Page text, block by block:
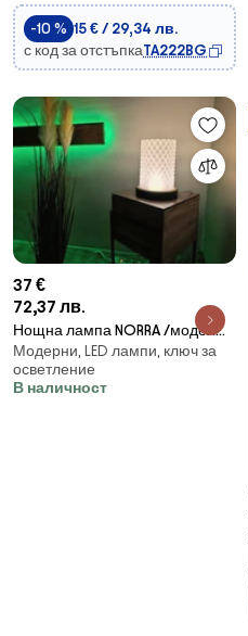
-10 % 15 € / 29,34 лв.
с код за отстъпкаTA222BG
37 €
72,37 лв.
Нощна лампа NORRA /модел
L050031/
Модерни, LED лампи, ключ за
осветление
В наличност